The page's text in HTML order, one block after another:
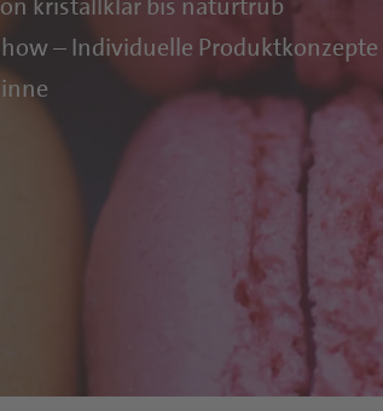
kristallklar bis naturtrüb
– Individuelle Produktkonzepte